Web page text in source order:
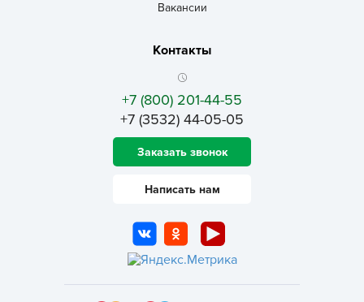
Вакансии
Контакты
+7 (800) 201-44-55
+7 (3532) 44-05-05
Заказать звонок
Написать нам